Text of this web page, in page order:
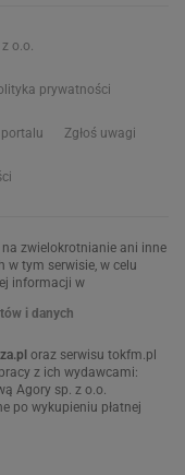
o.o.
prywatności
Zgłoś uwagi
zwielokrotnianie ani inne
w tym serwisie, w celu
informacji w
i danych
oraz serwisu tokfm.pl
z ich wydawcami:
Agory sp. z o.o.
po wykupieniu płatnej